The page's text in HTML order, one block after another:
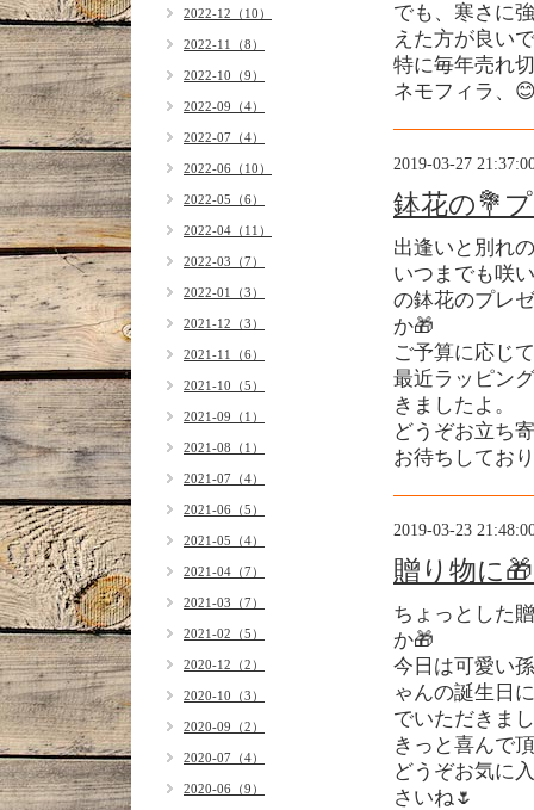
でも、寒さに
えた方が良い
特に毎年売れ
ネモフィラ、
2019-03-27
鉢花の💐
出逢いと別れ
いつまでも咲
の鉢花のプレ
か🎁
ご予算に応じ
最近ラッピン
きましたよ。
どうぞお立ち
お待ちしてお
2019-03-23
贈り物に
ちょっとした
か🎁
今日は可愛い
ゃんの誕生日
でいただきま
きっと喜んで
どうぞお気に
さいね🌷
2022-12（10）
2022-11（8）
2022-10（9）
2022-09（4）
2022-07（4）
2022-06（10）
2022-05（6）
2022-04（11）
2022-03（7）
2022-01（3）
2021-12（3）
2021-11（6）
2021-10（5）
2021-09（1）
2021-08（1）
2021-07（4）
2021-06（5）
2021-05（4）
2021-04（7）
2021-03（7）
2021-02（5）
2020-12（2）
2020-10（3）
2020-09（2）
2020-07（4）
2020-06（9）